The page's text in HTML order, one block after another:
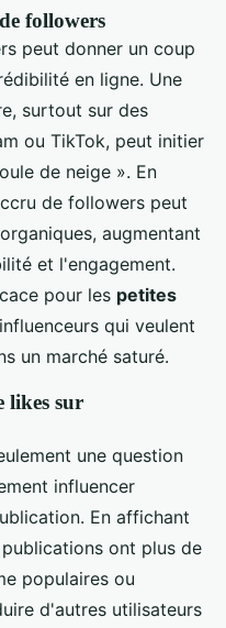
followers
peut donner un coup
en ligne. Une
surtout sur des
ou TikTok, peut initier
de neige ». En
de followers peut
augmentant
et l'engagement.
pour les petites
qui veulent
un marché saturé.
likes sur
une question
influencer
En affichant
ont plus de
populaires ou
d'autres utilisateurs